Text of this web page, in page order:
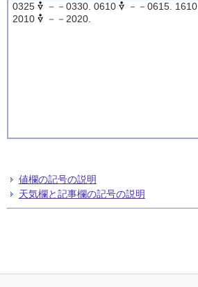
0325
－－0330. 0610 －－0615. 1610
2010
－－2020.
値欄の記号の説明
天気欄と記事欄の記号の説明